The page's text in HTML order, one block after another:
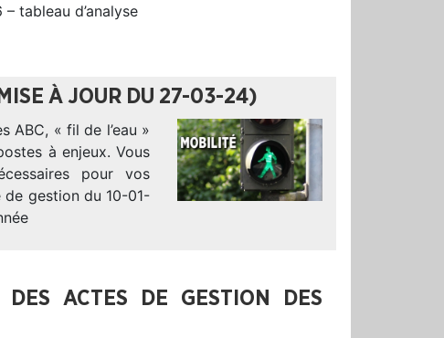
tableau d’analyse
À JOUR DU 27-03-24)
ABC, « fil de l’eau »
à enjeux. Vous
pour vos
gestion du 10-01-
DES ACTES DE GESTION DES